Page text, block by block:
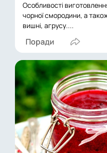
Особливості
чорної смородини, а
вишні, агрусу....
Поради